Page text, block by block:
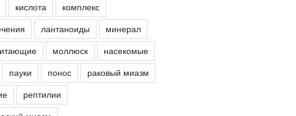
кислота
комплекс
лантаноиды
минерал
моллюск
насекомые
пауки понос
раковый миазм
рептилии